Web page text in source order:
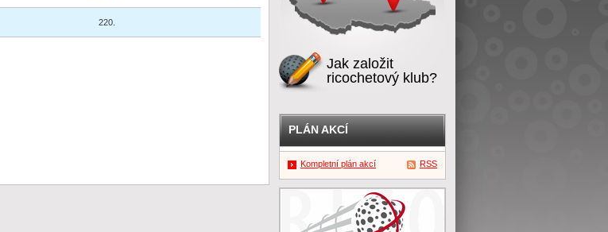
220.
Jak založit
ricochetový klub?
PLÁN AKCÍ
Kompletní plán akcí RSS